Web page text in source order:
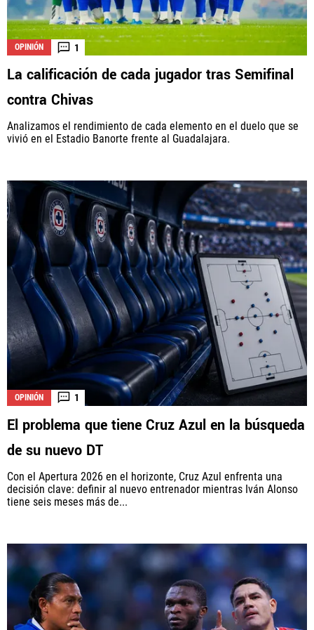
OPINIÓN 1
La calificación de cada jugador tras Semifinal
contra Chivas
Analizamos el rendimiento de cada elemento en el duelo que se
vivió en el Estadio Banorte frente al Guadalajara.
OPINIÓN 1
El problema que tiene Cruz Azul en la búsqueda
de su nuevo DT
Con el Apertura 2026 en el horizonte, Cruz Azul enfrenta una
decisión clave: definir al nuevo entrenador mientras Iván Alonso
tiene seis meses más de...